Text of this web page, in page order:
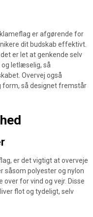
er afgørende for
dit budskab effektivt.
er let at genkende selv
letlæselig, så
Overvej også
form, så designet fremstår
er det vigtigt at overveje
såsom polyester og nylon
for vind og vejr. Disse
flot og tydeligt, selv